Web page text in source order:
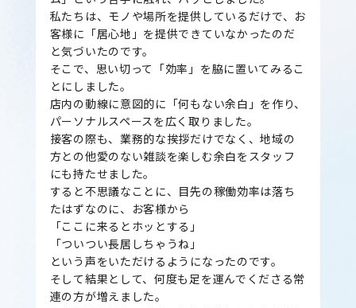
私たちは、モノや場所を提供しているだけで、お
客様に「居心地」を提供できていなかったのだ
と気づいたのです。
そこで、思い切って「効率」を脇に置いてみるこ
とにしました。
店内の動線に意図的に「何もない余白」を作り、
パーソナルスペースを広く取りました。
接客の際も、業務的な挨拶だけでなく、地域の
方との他愛のない雑談を楽しむ余白をスタッフ
にも持たせました。
すると不思議なことに、目先の稼働効率は落ち
たはずなのに、お客様から
「ここに来るとホッとする」
「ついつい長居しちゃうね」
という声をいただけるようになったのです。
そして結果として、何度も足を運んでくださる常
連の方が増えました。